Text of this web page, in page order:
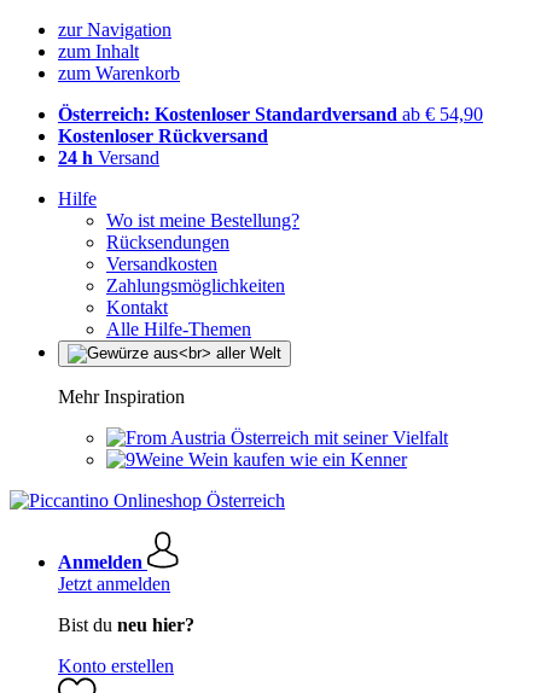
zur Navigation
zum Inhalt
zum Warenkorb
Österreich: Kostenloser Standardversand ab € 54,90
Kostenloser Rückversand
24 h Versand
Hilfe
Wo ist meine Bestellung?
Rücksendungen
Versandkosten
Zahlungsmöglichkeiten
Kontakt
Alle Hilfe-Themen
Mehr Inspiration
Österreich mit seiner Vielfalt
Wein kaufen wie ein Kenner
Anmelden
Jetzt anmelden
Bist du neu hier?
Konto erstellen